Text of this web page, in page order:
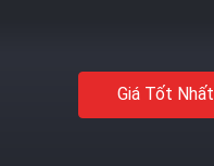
Giá Tốt Nhất